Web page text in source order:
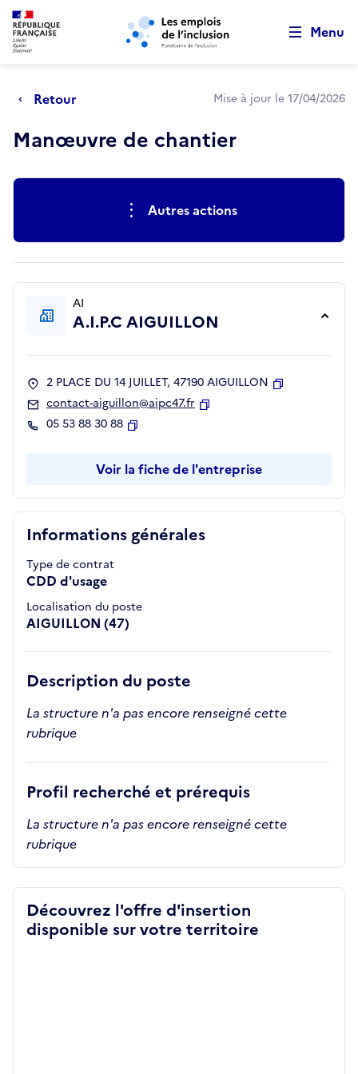
Aller au menu principal Aller au contenu principal
Menu
Retour Mise à jour le 17/04/2026
Manœuvre de chantier
Actions rapidesAutres actions
Informations générales
Type de contrat
CDD d'usage
Localisation du poste
AIGUILLON (47)
Description du poste
La structure n'a pas encore renseigné cette
rubrique
Profil recherché et prérequis
La structure n'a pas encore renseigné cette
rubrique
AI
A.I.P.C AIGUILLON
2 PLACE DU 14 JUILLET, 47190 AIGUILLON
contact-aiguillon@aipc47.fr
05 53 88 30 88
Voir la fiche de l'entreprise
Découvrez l'offre d'insertion
disponible sur votre territoire
Retour au début de la page
Panneau de gestion des cookies